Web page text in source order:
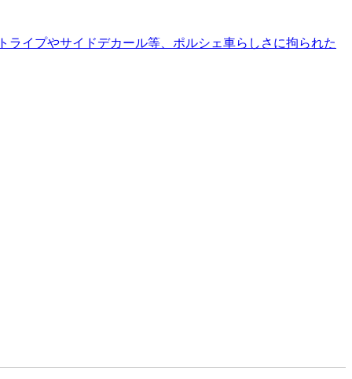
ライプやサイドデカール等、ポルシェ車らしさに拘られた